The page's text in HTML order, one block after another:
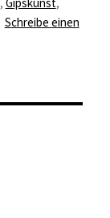
Schreibe einen